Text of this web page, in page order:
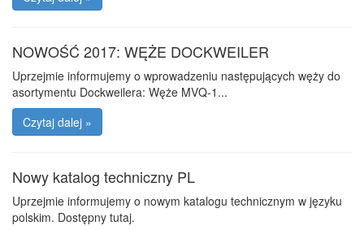
NOWOŚĆ 2017: WĘŻE DOCKWEILER
Uprzejmie informujemy o wprowadzeniu następujących węży do
asortymentu Dockweilera: Węże MVQ-1...
Czytaj dalej »
Nowy katalog techniczny PL
Uprzejmie informujemy o nowym katalogu technicznym w języku
polskim. Dostępny tutaj.